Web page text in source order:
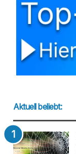
Aktuell beliebt: